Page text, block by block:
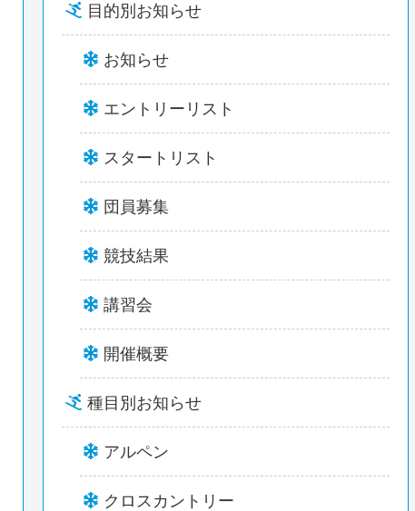
目的別お知らせ
お知らせ
エントリーリスト
スタートリスト
団員募集
競技結果
講習会
開催概要
種目別お知らせ
アルペン
クロスカントリー